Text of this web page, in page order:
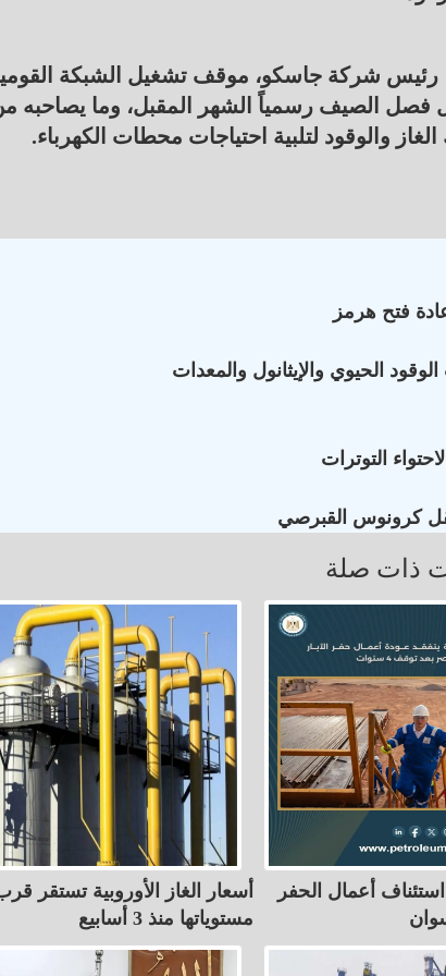
رئيس شركة جاسكو، موقف تشغيل الشبكة
فصل الصيف رسمياً الشهر المقبل، وما يصاحبه
والوقود لتلبية احتياجات محطات الكهرباء.
فتح هرمز
الحيوي والإيثانول والمعدات
التوترات
كرونوس القبرصي
ذات صلة
أعمال الحفر
أسعار الغاز الأوروبية تستقر
مستوياتها منذ 3 أسابيع